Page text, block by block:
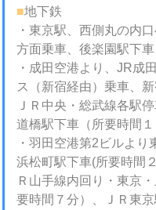
■地下鉄
・東京駅、西側丸の内
方面乗車、後楽園駅下
・成田空港より、JR成
ス（新宿経由）乗車、
ＪＲ中央・総武線各駅
道橋駅下車（所要時間
・羽田空港第2ビルより
浜松町駅下車(所要時間
Ｒ山手線内回り・東京
要時間７分）、ＪＲ東